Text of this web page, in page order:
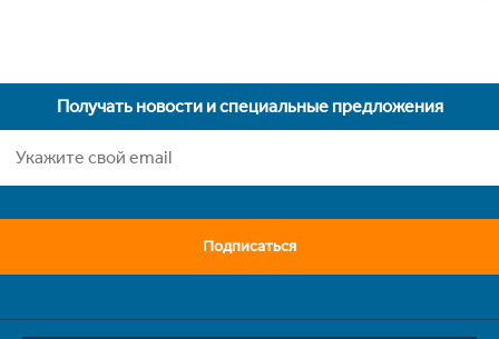
Получать новости и специальные предложения
Подписаться